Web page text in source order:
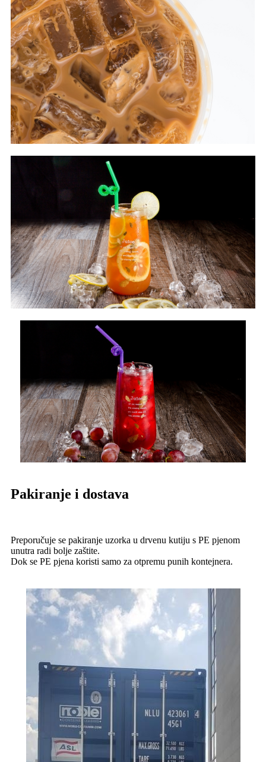
Pakiranje i dostava
Preporučuje se pakiranje uzorka u drvenu kutiju s PE pjenom
unutra radi bolje zaštite.
Dok se PE pjena koristi samo za otpremu punih kontejnera.